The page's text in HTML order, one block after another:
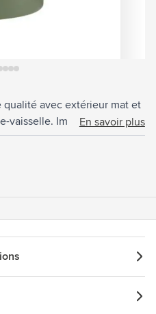
qualité avec extérieur mat et
vaisselle. Impression
selon EN12875-2.
En savoir plus